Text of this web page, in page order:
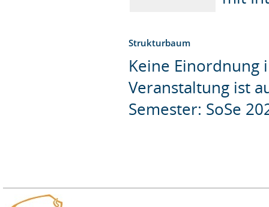
Strukturbaum
Keine Einordnung
Veranstaltung ist
Semester: SoSe